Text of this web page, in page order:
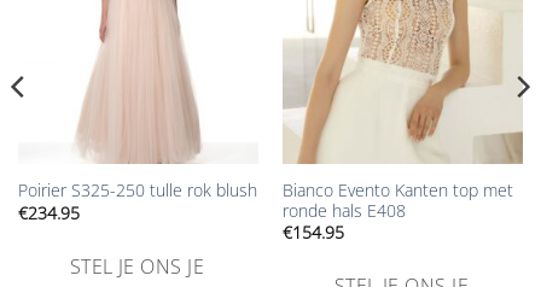
Poirier S325-250 tulle rok blush
€234.95
STEL JE ONS JE
Bianco Evento Kanten top met
ronde hals E408
€154.95